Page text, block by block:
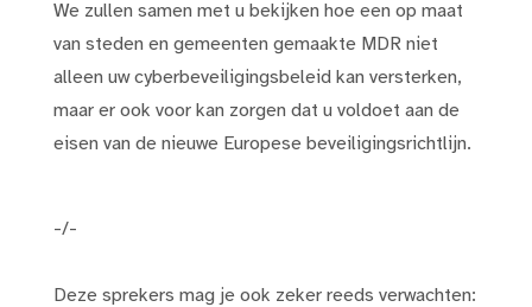
We zullen samen met u bekijken hoe een op maat
van steden en gemeenten gemaakte MDR niet
alleen uw cyberbeveiligingsbeleid kan versterken,
maar er ook voor kan zorgen dat u voldoet aan de
eisen van de nieuwe Europese beveiligingsrichtlijn.
-/-
Deze sprekers mag je ook zeker reeds verwachten: